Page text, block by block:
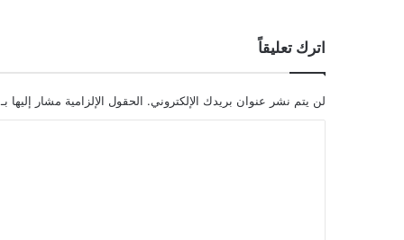
اترك تعليقاً
لن يتم نشر عنوان بريدك الإلكتروني. الحقول الإلزامية مشار إليها بـ